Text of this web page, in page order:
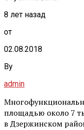
8 лет назад
от
02.08.2018
By
admin
площадью около 7
в Дзержинском